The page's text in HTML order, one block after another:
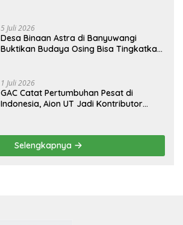
5 Juli 2026
Desa Binaan Astra di Banyuwangi
Buktikan Budaya Osing Bisa Tingkatkan
1 Juli 2026
GAC Catat Pertumbuhan Pesat di
Indonesia, Aion UT Jadi Kontributor
Selengkapnya